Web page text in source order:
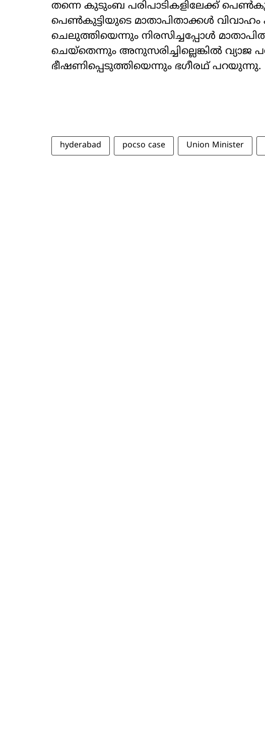
തന്നെ കുടുംബ പരിപാടികളിലേക്ക്
പെൺകുട്ടിയുടെ മാതാപിതാക്കൾ വിവാഹം
ചെലുത്തിയെന്നും നിരസിച്ചപ്പോൾ
ചെയ്തെന്നും അനുസരിച്ചില്ലെങ്കിൽ
ഭീഷണിപ്പെടുത്തിയെന്നും ഭഗീരഥ് പറയുന്നു.
hyderabad pocso case Union Minister